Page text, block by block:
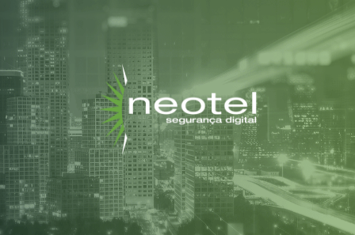
Blog da Neotel
Segurança Digital
Informações e notícias sobre segurança digital, legislação
e compliance